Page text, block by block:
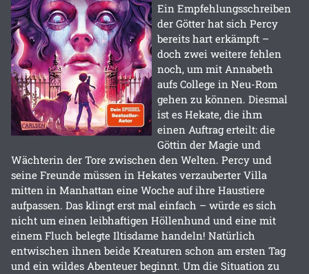
Ein Empfehlungsschreiben
der Götter hat sich Percy
bereits hart erkämpft –
doch zwei weitere fehlen
noch, um mit Annabeth
aufs College in Neu-Rom
gehen zu können. Diesmal
ist es Hekate, die ihm
einen Auftrag erteilt: die
Göttin der Magie und
Wächterin der Tore zwischen den Welten. Percy und
seine Freunde müssen in Hekates verzauberter Villa
mitten in Manhattan eine Woche auf ihre Haustiere
aufpassen. Das klingt erst mal einfach – würde es sich
nicht um einen leibhaftigen Höllenhund und eine mit
einem Fluch belegte Iltisdame handeln! Natürlich
entwischen ihnen beide Kreaturen schon am ersten Tag
und ein wildes Abenteuer beginnt. Um die Situation zu